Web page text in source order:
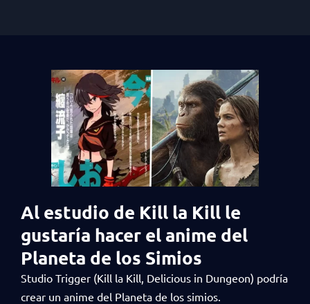
Al estudio de Kill la Kill le
gustaría hacer el anime del
Planeta de los Simios
Studio Trigger (Kill la Kill, Delicious in Dungeon) podría
crear un anime del Planeta de los simios.